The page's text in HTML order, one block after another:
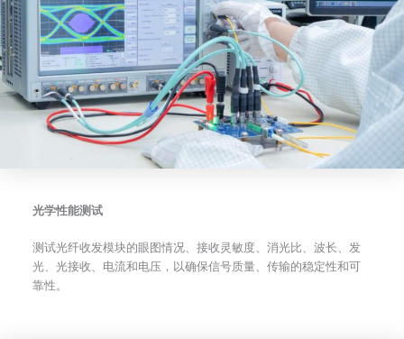
光学性能测试
测试光纤收发模块的眼图情况、接收灵敏度、消光比、波长、发
光、光接收、电流和电压，以确保信号质量、传输的稳定性和可
靠性。